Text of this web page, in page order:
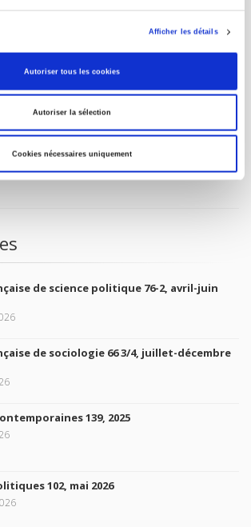
Afficher les détails
Autoriser tous les cookies
Autoriser la sélection
Cookies nécessaires uniquement
et l'Union européenne
de science politique 76-2, avril-juin
de sociologie 66 3/4, juillet-décembre
139, 2025
102, mai 2026